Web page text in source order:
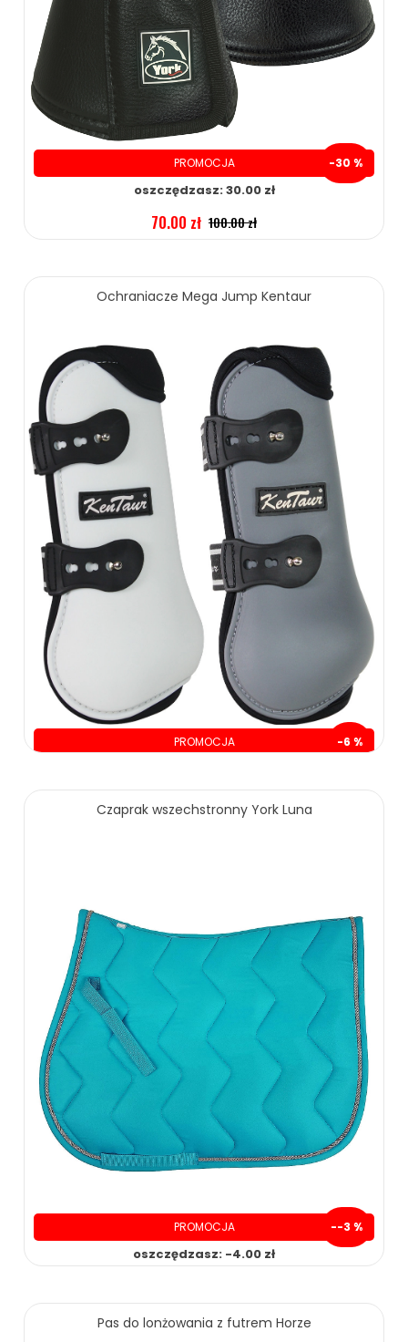
0.00 zł 139.00 zł
ZOBACZ WIĘCEJ
PROMOCJA -30 %
oszczędzasz: 30.00 zł
70.00 zł 100.00 zł
ZOBACZ WIĘCEJ
Ochraniacze Mega Jump Kentaur
PROMOCJA -6 %
169.00 zł 179.00 zł
Czaprak wszechstronny York Luna
PROMOCJA --3 %
oszczędzasz: -4.00 zł
Pas do lonżowania z futrem Horze